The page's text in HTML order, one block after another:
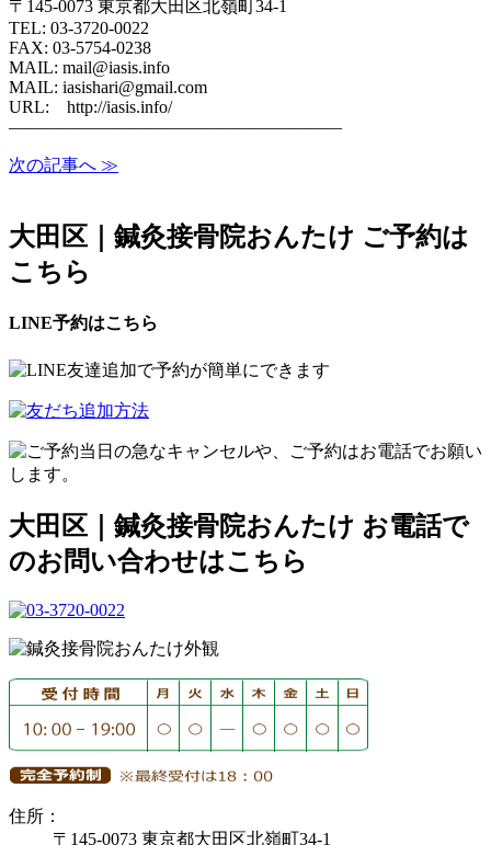
〒145-0073 東京都大田区北嶺町34-1
TEL: 03-3720-0022
FAX: 03-5754-0238
MAIL: mail@iasis.info
MAIL: iasishari@gmail.com
URL: http://iasis.info/
———————————————————
次の記事へ ≫
大田区｜鍼灸接骨院おんたけ ご予約は
こちら
LINE予約はこちら
大田区｜鍼灸接骨院おんたけ お電話で
のお問い合わせはこちら
住所：
〒145-0073 東京都大田区北嶺町34-1